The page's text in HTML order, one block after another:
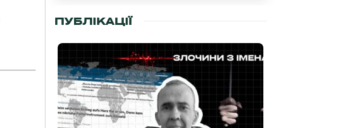
ПУБЛІКАЦІЇ